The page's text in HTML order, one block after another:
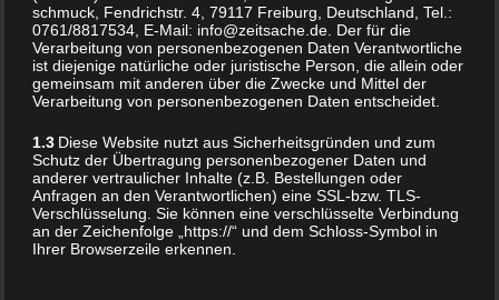
Showing the single result
ANHÄNGER GROSSE S
schmuck, Fendrichstr. 4, 79117 Freiburg, Deutschland, Tel.:
0761/8817534, E-Mail: info@zeitsache.de. Der für die
Verarbeitung von personenbezogenen Daten Verantwortliche
ist diejenige natürliche oder juristische Person, die allein oder
gemeinsam mit anderen über die Zwecke und Mittel der
Verarbeitung von personenbezogenen Daten entscheidet.
1.3 Diese Website nutzt aus Sicherheitsgründen und zum
Schutz der Übertragung personenbezogener Daten und
anderer vertraulicher Inhalte (z.B. Bestellungen oder
Anfragen an den Verantwortlichen) eine SSL-bzw. TLS-
Verschlüsselung. Sie können eine verschlüsselte Verbindung
an der Zeichenfolge „https://“ und dem Schloss-Symbol in
Ihrer Browserzeile erkennen.